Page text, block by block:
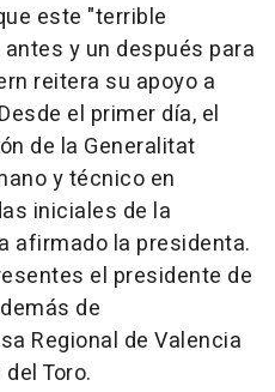
este "terrible
y un después para
reitera su apoyo a
el primer día, el
de la Generalitat
y técnico en
iniciales de la
afirmado la presidenta.
el presidente de
de
Regional de Valencia
Toro.